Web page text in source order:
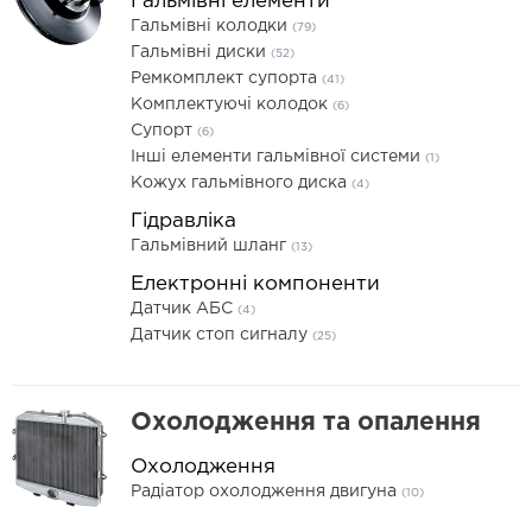
Гальмівні колодки (79)
Гальмівні диски (52)
Ремкомплект супорта (41)
Комплектуючі колодок (6)
Супорт (6)
Інші елементи гальмівної системи (1)
Кожух гальмівного диска (4)
Гідравліка
Гальмівний шланг (13)
Електронні компоненти
Датчик АБС (4)
Датчик стоп сигналу (25)
Охолодження та опалення
Охолодження
Радіатор охолодження двигуна (10)